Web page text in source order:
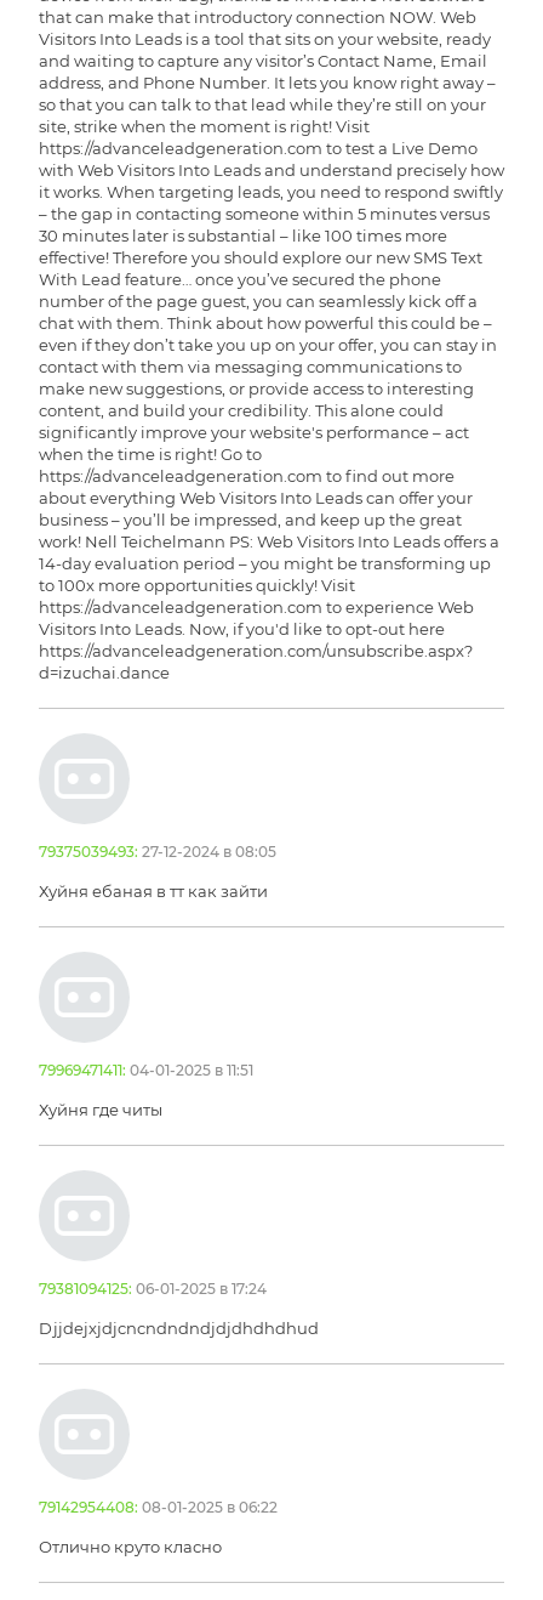
that can make that introductory connection NOW. Web
Visitors Into Leads is a tool that sits on your website, ready
and waiting to capture any visitor’s Contact Name, Email
address, and Phone Number. It lets you know right away –
so that you can talk to that lead while they’re still on your
site, strike when the moment is right! Visit
https://advanceleadgeneration.com to test a Live Demo
with Web Visitors Into Leads and understand precisely how
it works. When targeting leads, you need to respond swiftly
– the gap in contacting someone within 5 minutes versus
30 minutes later is substantial – like 100 times more
effective! Therefore you should explore our new SMS Text
With Lead feature… once you’ve secured the phone
number of the page guest, you can seamlessly kick off a
chat with them. Think about how powerful this could be –
even if they don’t take you up on your offer, you can stay in
contact with them via messaging communications to
make new suggestions, or provide access to interesting
content, and build your credibility. This alone could
significantly improve your website's performance – act
when the time is right! Go to
https://advanceleadgeneration.com to find out more
about everything Web Visitors Into Leads can offer your
business – you’ll be impressed, and keep up the great
work! Nell Teichelmann PS: Web Visitors Into Leads offers a
14-day evaluation period – you might be transforming up
to 100x more opportunities quickly! Visit
https://advanceleadgeneration.com to experience Web
Visitors Into Leads. Now, if you'd like to opt-out here
https://advanceleadgeneration.com/unsubscribe.aspx?
d=izuchai.dance
79375039493: 27-12-2024 в 08:05
Хуйня ебаная в тт как зайти
79969471411: 04-01-2025 в 11:51
Хуйня где читы
79381094125: 06-01-2025 в 17:24
Djjdejxjdjcncndndndjdjdhdhdhud
79142954408: 08-01-2025 в 06:22
Отлично круто класно